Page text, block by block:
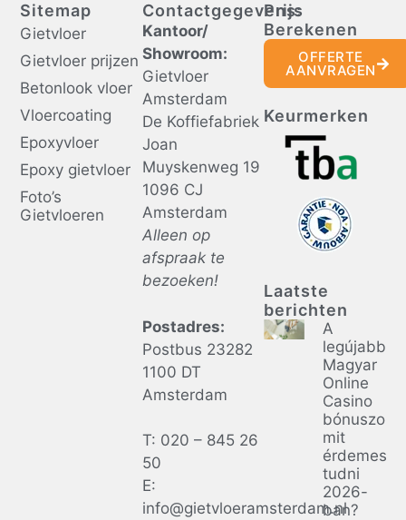
Sitemap
Gietvloer
Gietvloer prijzen
Betonlook vloer
Vloercoating
Epoxyvloer
Epoxy gietvloer
Foto’s
Gietvloeren
Contactgegevens:
Kantoor/
Showroom:
Gietvloer
Amsterdam
De Koffiefabriek
Joan
Muyskenweg 19
1096 CJ
Amsterdam
Alleen op
afspraak te
bezoeken!
Postadres:
Postbus 23282
1100 DT
Amsterdam
T: 020 – 845 26
50
E:
info@gietvloeramsterdam.nl
Prijs
Berekenen
OFFERTE
AANVRAGEN
Keurmerken
Laatste
berichten
A
legújabb
Magyar
Online
Casino
bónuszok:
mit
érdemes
tudni
2026-
ban?